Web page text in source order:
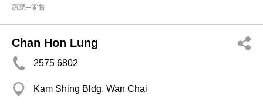
蔬菜─零售
Chan Hon Lung
2575 6802
Kam Shing Bldg, Wan Chai